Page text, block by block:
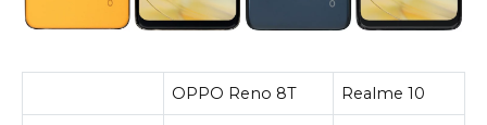
OPPO Reno 8T Realme 10